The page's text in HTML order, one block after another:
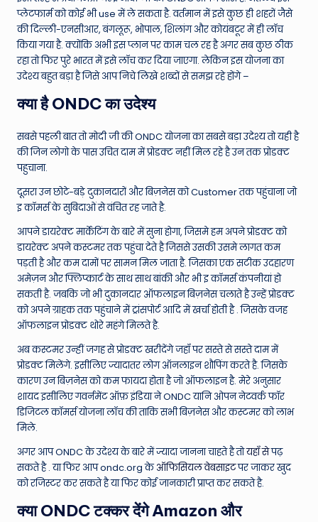
प्लेटफार्म को कोई भी use में ले सकता है. वर्तमान में इसे कुछ ही शहरों जैसे
की दिल्ली-एनसीआर, बंगलूरू, भोपाल, शिलांग और कोयंबटूर में ही लॉच
किया गया है. क्योंकि अभी इस प्लान पर काम चल रह है अगर सब कुछ ठीक
रहा तो फिर पुरे भारत में इसे लॉच कर दिया जाएगा. लेकिन इस योजना का
उदेश्य बहुत बड़ा है जिसे आप निचे लिखे शब्दों से समझ रहे होंगे –
क्या है ONDC का उदेश्य
सबसे पहली बात तो मोदी जी की ONDC योजना का सबसे बड़ा उदेश्य तो यही है
की जिन लोगो के पास उचित दाम में प्रोडक्ट नहीं मिल रहे है उन तक प्रोडक्ट
पहुचाना.
दूसरा उन छोटे-बड़े दुकानदारों और बिज़नेस को Customer तक पहुंचाना जो
इ कॉमर्स के सुबिदाओं से वंचित रह जाते है.
आपने डायरेक्ट मार्केटिंग के बारे में सुना होगा, जिसमे हम अपने प्रोडक्ट को
डायरेक्ट अपने कस्टमर तक पहुंचा देते है जिससे उसकी उसमे लागत कम
पड़ती है और कम दामों पर सामन मिल जाता है. जिसका एक सटीक उदहारण
अमेज़न और फ्लिप्कार्ट के साथ साथ बांकी और भी इ कॉमर्स कंपनीयां हो
सकती है. जबकि जो भी दुकानदार ऑफलाइन बिज़नेस चलाते है उन्हें प्रोडक्ट
को अपने ग्राहक तक पहुंचाने में ट्रांसपोर्ट आदि में खर्चा होती है . जिसके वजह
ऑफलाइन प्रोडक्ट थोरे महंगे मिलते है.
अब कस्टमर उन्हीं जगह से प्रोडक्ट खरीदेंगे जहाँ पर सस्ते से सस्ते दाम में
प्रोडक्ट मिलेंगे. इसीलिए ज्यादातर लोग ऑनलाइन शौपिंग करते है. जिसके
कारण उन बिज़नेस को कम फायदा होता है जो ऑफलाइन है. मेरे अनुसार
शायद इसीलिए गवर्नमेंट ऑफ़ इंडिया ने ONDC यानि ओपन नेटवर्क फॉर
डिजिटल कॉमर्स योजना लॉच की ताकि सभी बिज़नेस और कस्टमर को लाभ
मिले.
अगर आप ONDC के उदेश्य के बारे में ज्यादा जानना चाहते है तोयहाँ सेपढ़
सकते है . या फिर आप ondc.org केऑफिसियल वेबसाइटपर जाकर खुद
को रजिस्टर कर सकते है या फिर कोई जानकारी प्राप्त कर सकते है.
क्या ONDC टक्कर देंगे Amazon और